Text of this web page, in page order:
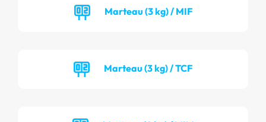
Marteau (3 kg) / MIF
Marteau (3 kg) / TCF